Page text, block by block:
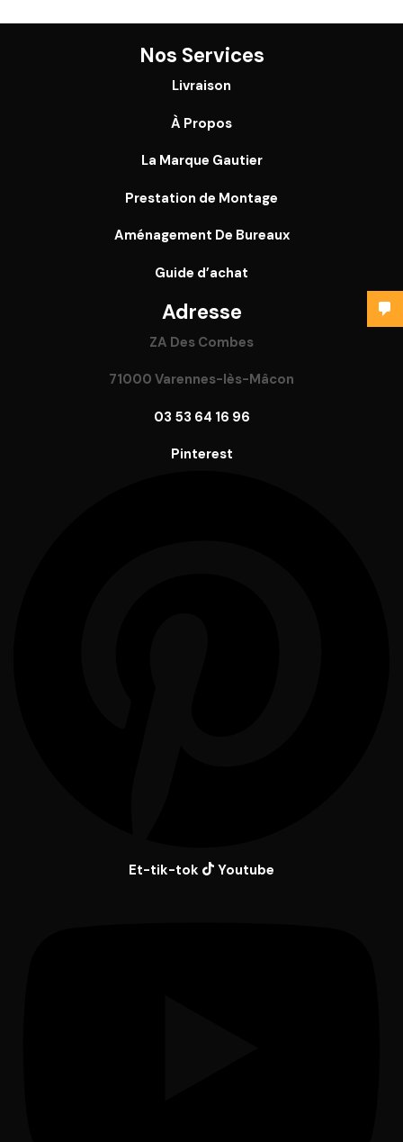
Nos Services
Livraison
À Propos
La Marque Gautier
Prestation de Montage
Aménagement De Bureaux
Guide d’achat
Adresse
ZA Des Combes
71000 Varennes-lès-Mâcon
03 53 64 16 96
Pinterest
Et-tik-tok Youtube